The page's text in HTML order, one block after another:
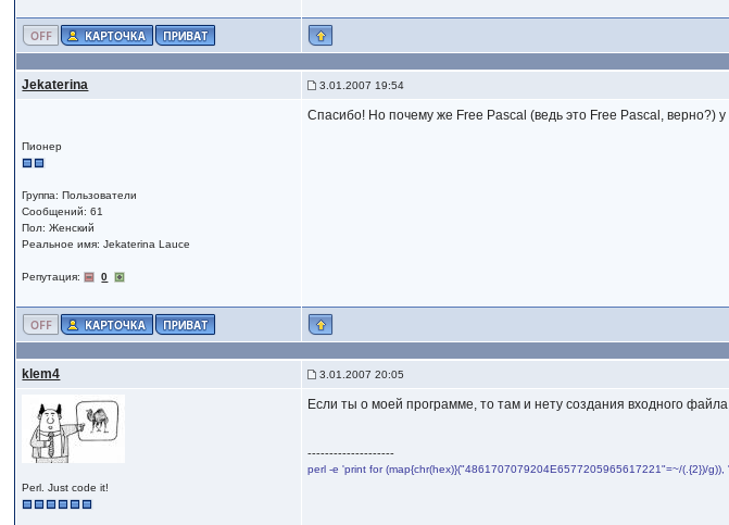
Jekaterina 3.01.2007 19:54
Пионер
Группа: Пользователи
Сообщений: 61
Пол: Женский
Реальное имя: Jekaterina Lauce
Репутация: 0
Спасибо! Но почему же Free Pascal (ведь это Free Pascal, верно?)
klem4 3.01.2007 20:05
Perl. Just code it!
Если ты о моей программе, то там и нету создания входного
--------------------
perl -e 'print for (map{chr(hex)}("4861707079204E6577205965617221"=~/(.{2})/g)),